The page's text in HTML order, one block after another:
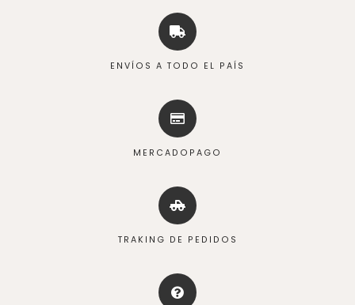
ENVÍOS A TODO EL PAÍS
MERCADOPAGO
TRAKING DE PEDIDOS